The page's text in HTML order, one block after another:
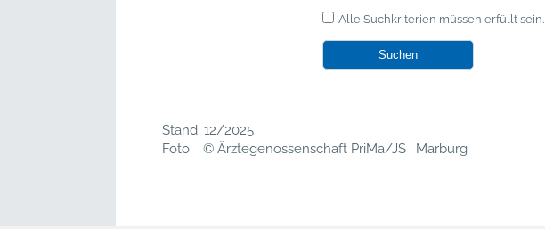
Alle Suchkriterien müssen erfüllt sein.
Stand: 12/2025
Foto: © Ärztegenossenschaft PriMa/JS · Marburg